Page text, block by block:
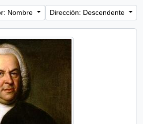
Nombre Dirección: Descendente